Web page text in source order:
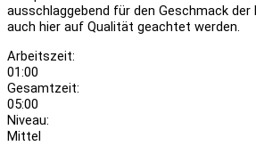
ausschlaggebend für den Geschmack der
auch hier auf Qualität geachtet werden.
Arbeitszeit:
01:00
Gesamtzeit:
05:00
Niveau:
Mittel